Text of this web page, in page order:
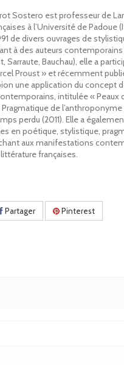
Sostero est professeur de
à l’Université de Padoue
de divers ouvrages de
à des auteurs contemporains
Sarraute, Bauchau), elle a
Proust » et récemment
une application du concept
intitulée « Peaux
de l’anthroponyme
perdu (2011). Elle a
en poétique, stylistique,
aux manifestations
françaises.
Partager Pinterest